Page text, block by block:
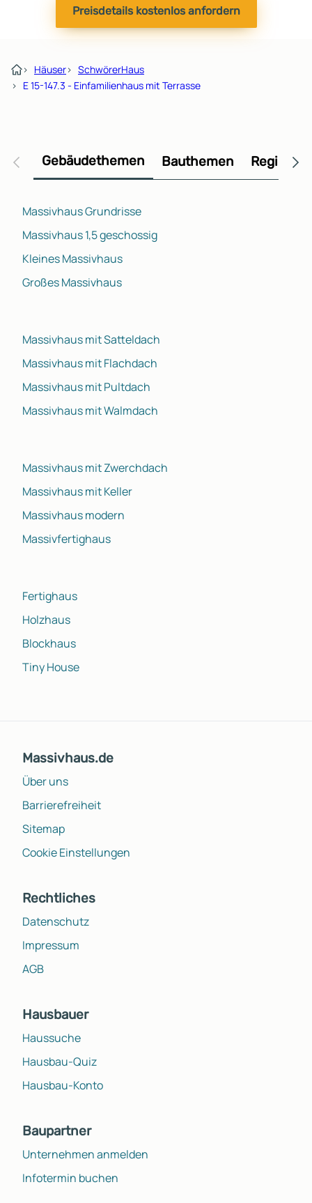
Preisdetails kostenlos anfordern
› Häuser› SchwörerHaus
› E 15-147.3 - Einfamilienhaus mit Terrasse
Gebäudethemen Bauthemen
Massivhaus Grundrisse
Massivhaus 1,5 geschossig
Kleines Massivhaus
Großes Massivhaus
Massivhaus mit Satteldach
Massivhaus mit Flachdach
Massivhaus mit Pultdach
Massivhaus mit Walmdach
Massivhaus mit Zwerchdach
Massivhaus mit Keller
Massivhaus modern
Massivfertighaus
Fertighaus
Holzhaus
Blockhaus
Tiny House
Massivhaus.de
Über uns
Barrierefreiheit
Sitemap
Cookie Einstellungen
Rechtliches
Datenschutz
Impressum
AGB
Hausbauer
Haussuche
Hausbau-Quiz
Hausbau-Konto
Baupartner
Unternehmen anmelden
Infotermin buchen